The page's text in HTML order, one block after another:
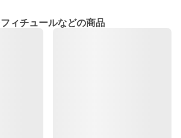
ィチュールなどの商品